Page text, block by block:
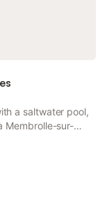
a saltwater pool,
Membrolle-sur-
and free
and is located 9.